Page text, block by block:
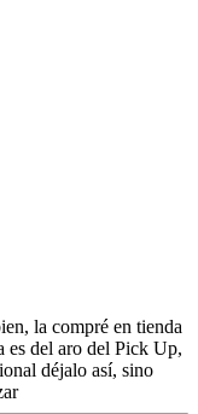
la compré en tienda
es del aro del Pick Up,
déjalo así, sino